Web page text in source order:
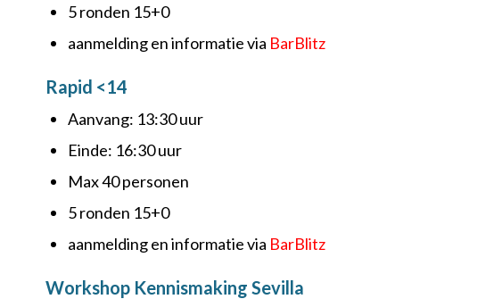
5 ronden 15+0
aanmelding en informatie via BarBlitz
Rapid <14
Aanvang: 13:30 uur
Einde: 16:30 uur
Max 40 personen
5 ronden 15+0
aanmelding en informatie via BarBlitz
Workshop Kennismaking Sevilla